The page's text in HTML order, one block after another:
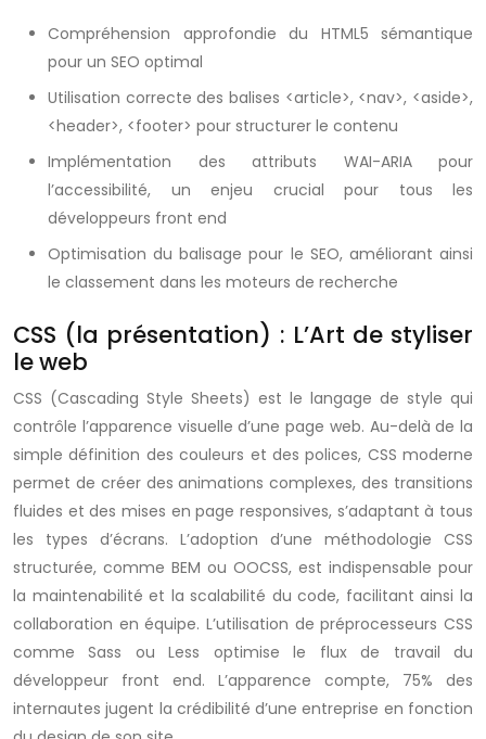
Compréhension approfondie du HTML5 sémantique
pour un SEO optimal
Utilisation correcte des balises <article>, <nav>, <aside>,
<header>, <footer> pour structurer le contenu
Implémentation des attributs WAI-ARIA pour
l’accessibilité, un enjeu crucial pour tous les
développeurs front end
Optimisation du balisage pour le SEO, améliorant ainsi
le classement dans les moteurs de recherche
CSS (la présentation) : L’Art de styliser
le web
CSS (Cascading Style Sheets) est le langage de style qui
contrôle l’apparence visuelle d’une page web. Au-delà de la
simple définition des couleurs et des polices, CSS moderne
permet de créer des animations complexes, des transitions
fluides et des mises en page responsives, s’adaptant à tous
les types d’écrans. L’adoption d’une méthodologie CSS
structurée, comme BEM ou OOCSS, est indispensable pour
la maintenabilité et la scalabilité du code, facilitant ainsi la
collaboration en équipe. L’utilisation de préprocesseurs CSS
comme Sass ou Less optimise le flux de travail du
développeur front end. L’apparence compte, 75% des
internautes jugent la crédibilité d’une entreprise en fonction